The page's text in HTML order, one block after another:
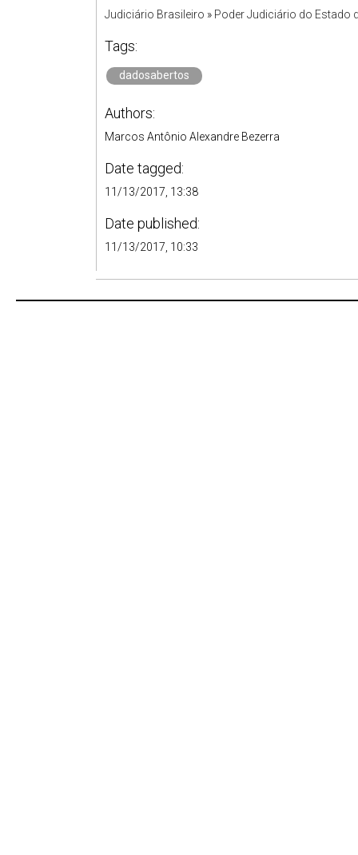
Judiciário Brasileiro » Poder Judiciário do Estado
Tags:
dadosabertos
Authors:
Marcos Antônio Alexandre Bezerra
Date tagged:
11/13/2017, 13:38
Date published:
11/13/2017, 10:33